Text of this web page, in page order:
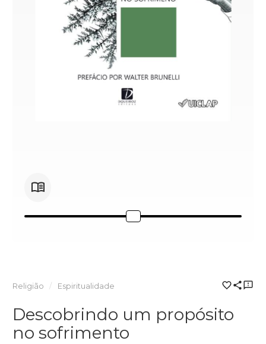
Religião Espiritualidade
Descobrindo um propósito
no sofrimento